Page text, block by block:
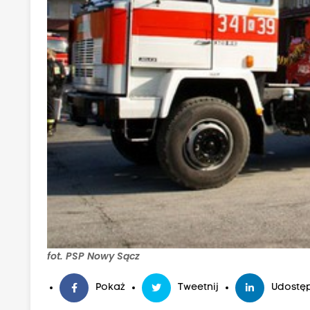
fot. PSP Nowy Sącz
Pokaż Tweetnij